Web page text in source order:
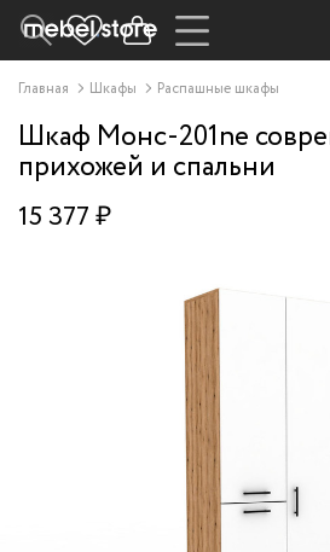
Главная Шкафы Распашные шкафы
Шкаф Монс-201ne
прихожей и спальни
15 377 ₽